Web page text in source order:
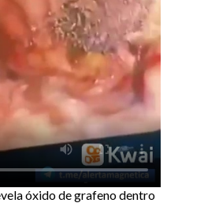
óxido de grafeno dentro